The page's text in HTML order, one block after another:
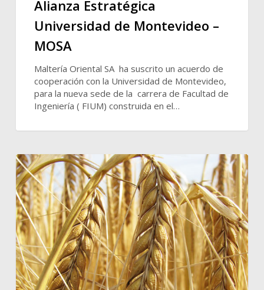
Alianza Estratégica
Universidad de Montevideo –
MOSA
Maltería Oriental SA ha suscrito un acuerdo de
cooperación con la Universidad de Montevideo,
para la nueva sede de la carrera de Facultad de
Ingeniería ( FIUM) construida en el…